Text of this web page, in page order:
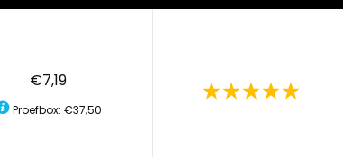
€7,19
Proefbox: €37,50